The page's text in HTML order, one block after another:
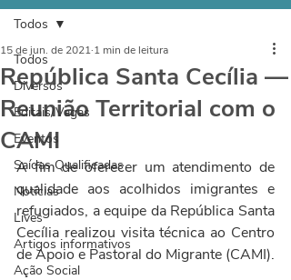
Todos
Diversos
Editais/Vagas
Eventos
Saídas Qualificadas
Notícias
Lives
Artigos informativos
Ação Social
Todos
República Santa Cecília —
Reunião Territorial com o
CAMI
15 de jun. de 2021 1 min de leitura
A fim de oferecer um atendimento de
qualidade aos acolhidos imigrantes e
refugiados, a equipe da República Santa
Cecília realizou visita técnica ao Centro
de Apoio e Pastoral do Migrante (CAMI).